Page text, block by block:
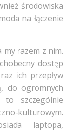
środowiska
na łączenie
my razem z nim.
dostęp
ich przepływ
do ogromnych
szczególnie
kulturowym.
laptopa,